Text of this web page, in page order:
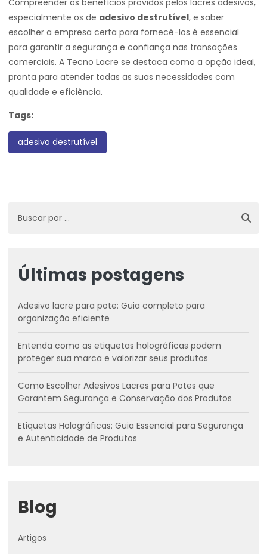
Compreender os benefícios providos pelos lacres adesivos,
especialmente os de adesivo destrutível, e saber
escolher a empresa certa para fornecê-los é essencial
para garantir a segurança e confiança nas transações
comerciais. A Tecno Lacre se destaca como a opção ideal,
pronta para atender todas as suas necessidades com
qualidade e eficiência.
Tags:
adesivo destrutível
Últimas postagens
Adesivo lacre para pote: Guia completo para
organização eficiente
Entenda como as etiquetas holográficas podem
proteger sua marca e valorizar seus produtos
Como Escolher Adesivos Lacres para Potes que
Garantem Segurança e Conservação dos Produtos
Etiquetas Holográficas: Guia Essencial para Segurança
e Autenticidade de Produtos
Blog
Artigos